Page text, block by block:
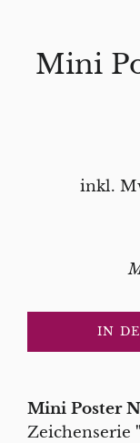
Mini
inkl.
IN
Mini Poster
Zeichenserie